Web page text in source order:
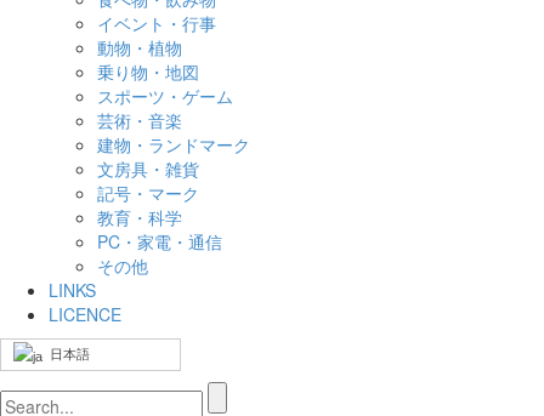
イベント・行事
動物・植物
乗り物・地図
スポーツ・ゲーム
芸術・音楽
建物・ランドマーク
文房具・雑貨
記号・マーク
教育・科学
PC・家電・通信
その他
LINKS
LICENCE
日本語